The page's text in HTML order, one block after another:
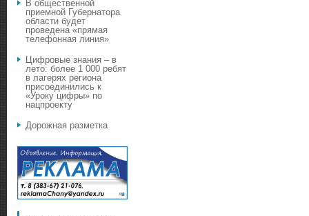
В общественной
приемной Губернатора
области будет
проведена «прямая
телефонная линия»
Цифровые знания – в
лето: более 1 000 ребят
в лагерях региона
присоединились к
«Уроку цифры» по
нацпроекту
Дорожная разметка